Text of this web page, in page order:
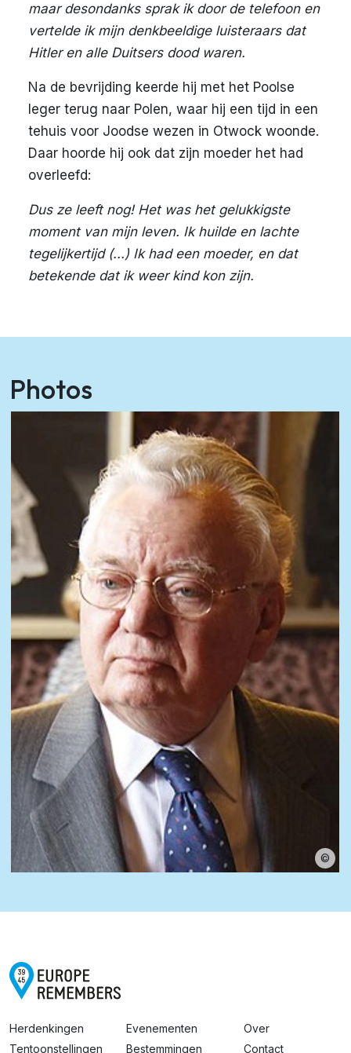
maar desondanks sprak ik door de telefoon en
vertelde ik mijn denkbeeldige luisteraars dat
Hitler en alle Duitsers dood waren.
Na de bevrijding keerde hij met het Poolse
leger terug naar Polen, waar hij een tijd in een
tehuis voor Joodse wezen in Otwock woonde.
Daar hoorde hij ook dat zijn moeder het had
overleefd:
Dus ze leeft nog! Het was het gelukkigste
moment van mijn leven. Ik huilde en lachte
tegelijkertijd (...) Ik had een moeder, en dat
betekende dat ik weer kind kon zijn.
Photos
©
Herdenkingen
Tentoonstellingen
Evenementen
Bestemmingen
Over
Contact